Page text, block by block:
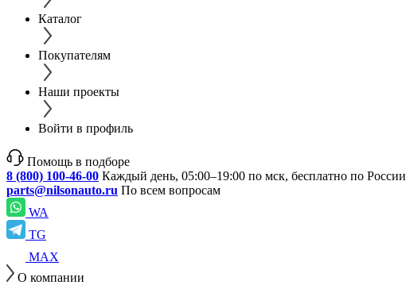
Каталог
Покупателям
Наши проекты
Войти в профиль
Помощь в подборе
8 (800) 100-46-00 Каждый день, 05:00–19:00 по мск, бесплатно по России
parts@nilsonauto.ru По всем вопросам
WA
TG
MAX
О компании